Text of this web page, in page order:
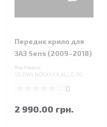
Переднє крило для
ЗАЗ Sens (2009–2018)
Код товару:
05.DWLNOSXXXX.ALL.0.00
0
2 990.00 грн.